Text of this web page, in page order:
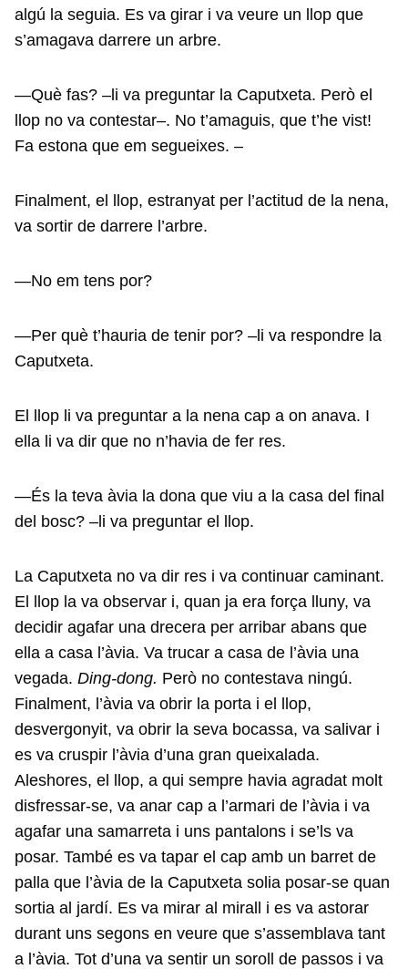
algú la seguia. Es va girar i va veure un llop que
s’amagava darrere un arbre.
—Què fas? –li va preguntar la Caputxeta. Però el
llop no va contestar–. No t’amaguis, que t’he vist!
Fa estona que em segueixes. –
Finalment, el llop, estranyat per l’actitud de la nena,
va sortir de darrere l’arbre.
—No em tens por?
—Per què t’hauria de tenir por? –li va respondre la
Caputxeta.
El llop li va preguntar a la nena cap a on anava. I
ella li va dir que no n’havia de fer res.
—És la teva àvia la dona que viu a la casa del final
del bosc? –li va preguntar el llop.
La Caputxeta no va dir res i va continuar caminant.
El llop la va observar i, quan ja era força lluny, va
decidir agafar una drecera per arribar abans que
ella a casa l’àvia. Va trucar a casa de l’àvia una
vegada. Ding-dong. Però no contestava ningú.
Finalment, l’àvia va obrir la porta i el llop,
desvergonyit, va obrir la seva bocassa, va salivar i
es va cruspir l’àvia d’una gran queixalada.
Aleshores, el llop, a qui sempre havia agradat molt
disfressar-se, va anar cap a l’armari de l’àvia i va
agafar una samarreta i uns pantalons i se’ls va
posar. També es va tapar el cap amb un barret de
palla que l’àvia de la Caputxeta solia posar-se quan
sortia al jardí. Es va mirar al mirall i es va astorar
durant uns segons en veure que s’assemblava tant
a l’àvia. Tot d’una va sentir un soroll de passos i va